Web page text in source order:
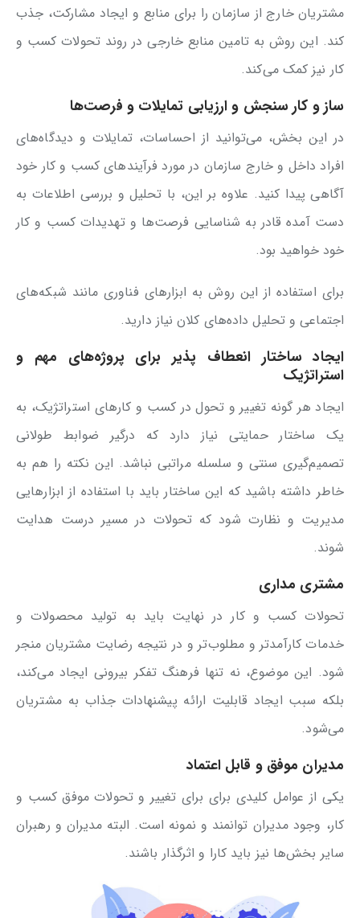
مشتریان خارج از سازمان را برای منابع و ایجاد مشارکت، جذب
کند. این روش به تامین منابع خارجی در روند تحولات کسب و
کار نیز کمک می‌کند.
ساز و کار سنجش و ارزیابی تمایلات و فرصت‌ها
در این بخش، می‌توانید از احساسات، تمایلات و دیدگاه‌های
افراد داخل و خارج سازمان در مورد فرآیندهای کسب و کار خود
آگاهی پیدا کنید. علاوه بر این، با تحلیل و بررسی اطلاعات به
دست آمده قادر به شناسایی فرصت‌ها و تهدیدات کسب و کار
خود خواهید بود.
برای استفاده از این روش به ابزارهای فناوری مانند شبکه‌های
اجتماعی و تحلیل داده‌های کلان نیاز دارید.
ایجاد ساختار انعطاف پذیر برای پروژه‌های مهم و
استراتژیک
ایجاد هر گونه تغییر و تحول در کسب و کارهای استراتژیک، به
یک ساختار حمایتی نیاز دارد که درگیر ضوابط طولانی
تصمیم‌گیری سنتی و سلسله مراتبی نباشد. این نکته را هم به
خاطر داشته باشید که این ساختار باید با استفاده از ابزارهایی
مدیریت و نظارت شود که تحولات در مسیر درست هدایت
شوند.
مشتری مداری
تحولات کسب و کار در نهایت باید به تولید محصولات و
خدمات کارآمدتر و مطلوب‌تر و در نتیجه رضایت مشتریان منجر
شود. این موضوع، نه تنها فرهنگ تفکر بیرونی ایجاد می‌کند،
بلکه سبب ایجاد قابلیت ارائه پیشنهادات جذاب به مشتریان
می‌شود.
مدیران موفق و قابل اعتماد
یکی از عوامل کلیدی برای برای تغییر و تحولات موفق کسب و
کار، وجود مدیران توانمند و نمونه است. البته مدیران و رهبران
سایر بخش‌ها نیز باید کارا و اثرگذار باشند.